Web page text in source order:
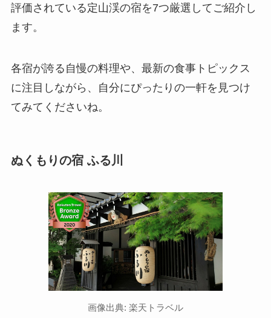
評価されている定山渓の宿を7つ厳選してご紹介し
ます。
各宿が誇る自慢の料理や、最新の食事トピックス
に注目しながら、自分にぴったりの一軒を見つけ
てみてくださいね。
ぬくもりの宿 ふる川
画像出典: 楽天トラベル